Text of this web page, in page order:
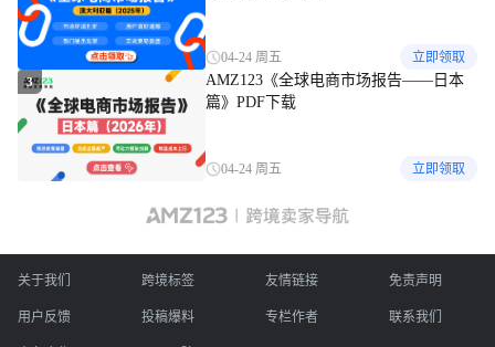
04-24 周五 立即领取
3
AMZ123《全球电商市场报告——日本
篇》PDF下载
04-24 周五 立即领取
关于我们 跨境标签 友情链接 免责声明
用户反馈 投稿爆料 专栏作者 联系我们